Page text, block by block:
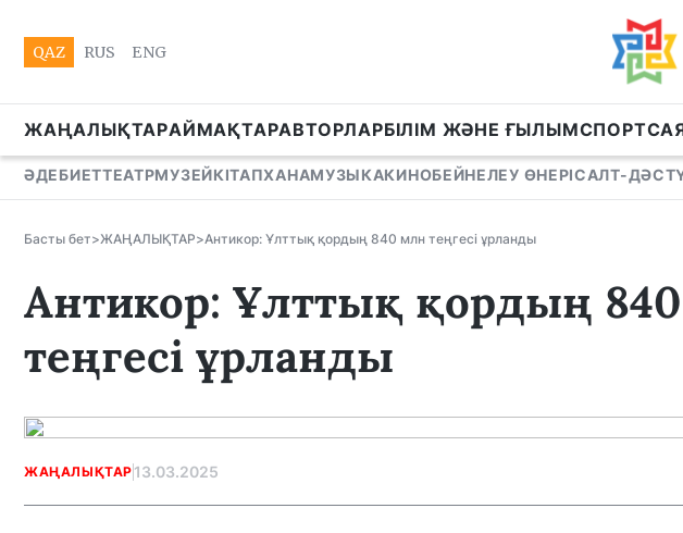
QAZ RUS ENG
ЖАҢАЛЫҚТАРАЙМАҚТАРАВТОРЛАРБІЛІМ ЖӘНЕ ҒЫЛЫМСПОРТ
ӘДЕБИЕТТЕАТРМУЗЕЙКІТАПХАНАМУЗЫКАКИНОБЕЙНЕЛЕУ ӨНЕРІСАЛТ-
Басты бет>ЖАҢАЛЫҚТАР>Антикор: Ұлттық қордың 840 млн теңгесі ұрланды
Антикор: Ұлттық қордың
теңгесі ұрланды
ЖАҢАЛЫҚТАР 13.03.2025